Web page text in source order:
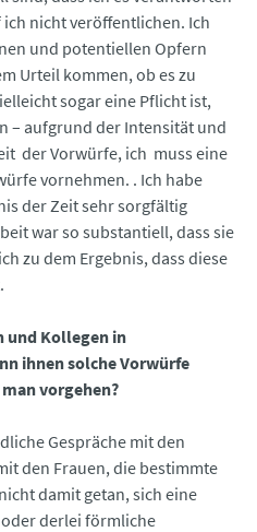
nicht veröffentlichen. Ich
und potentiellen Opfern
Urteil kommen, ob es zu
sogar eine Pflicht ist,
– aufgrund der Intensität und
der Vorwürfe, ich muss eine
vornehmen. . Ich habe
der Zeit sehr sorgfältig
war so substantiell, dass sie
zu dem Ergebnis, dass diese
und Kollegen in
ihnen solche Vorwürfe
vorgehen?
Gespräche mit den
den Frauen, die bestimmte
damit getan, sich eine
derlei förmliche